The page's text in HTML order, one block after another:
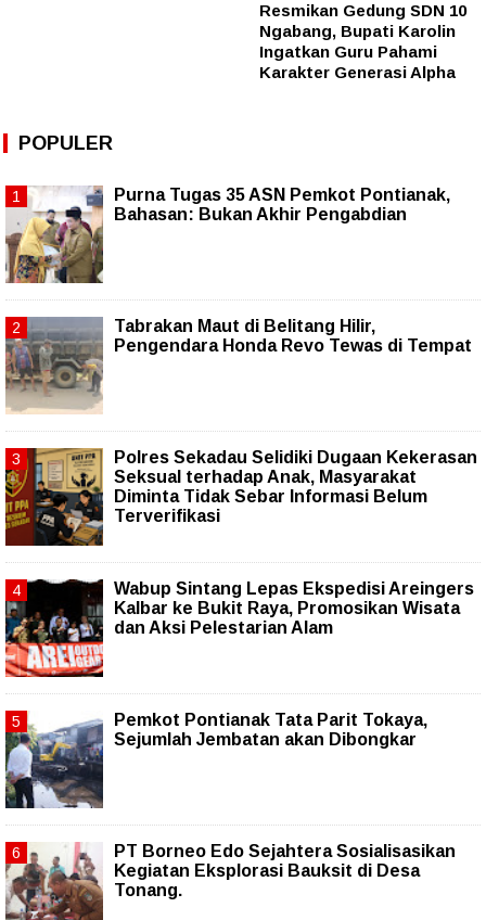
Resmikan Gedung SDN 10
Ngabang, Bupati Karolin
Ingatkan Guru Pahami
Karakter Generasi Alpha
POPULER
Purna Tugas 35 ASN Pemkot Pontianak,
Bahasan: Bukan Akhir Pengabdian
Tabrakan Maut di Belitang Hilir,
Pengendara Honda Revo Tewas di Tempat
Polres Sekadau Selidiki Dugaan Kekerasan
Seksual terhadap Anak, Masyarakat
Diminta Tidak Sebar Informasi Belum
Terverifikasi
Wabup Sintang Lepas Ekspedisi Areingers
Kalbar ke Bukit Raya, Promosikan Wisata
dan Aksi Pelestarian Alam
Pemkot Pontianak Tata Parit Tokaya,
Sejumlah Jembatan akan Dibongkar
PT Borneo Edo Sejahtera Sosialisasikan
Kegiatan Eksplorasi Bauksit di Desa
Tonang.